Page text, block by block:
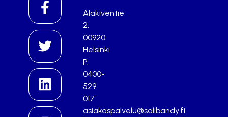
Alakiventie
2,
00920
Helsinki
P.
0400-
529
017
asiakaspalvelu@salibandy.fi